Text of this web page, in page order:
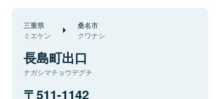
三重県
ミエケン
桑名市
クワナシ
長島町出口
ナガシマチョウデグチ
511-1142